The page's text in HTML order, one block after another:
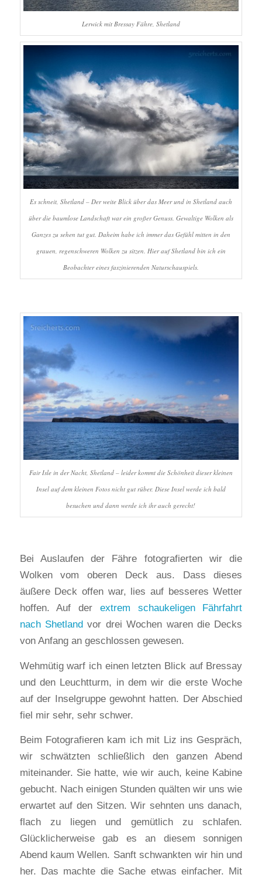
Lerwick mit Bressay Fähre, Shetland
Es schneit, Shetland – Der weite Blick über das Meer und in Shetland auch
über die baumlose Landschaft war ein großer Genuss. Gewaltige Wolken als
Ganzes zu sehen tut gut. Daheim habe ich immer das Gefühl mitten in den
grauen, regenschweren Wolken zu sitzen. Hier auf Shetland bin ich ein
Beobachter eines faszinierenden Naturschauspiels.
Fair Isle in der Nacht, Shetland – leider kommt die Schönheit dieser kleinen
Insel auf dem kleinen Fotos nicht gut rüber. Diese Insel werde ich bald
besuchen und dann werde ich ihr auch gerecht!
Bei Auslaufen der Fähre fotografierten wir die
Wolken vom oberen Deck aus. Dass dieses
äußere Deck offen war, lies auf besseres Wetter
hoffen. Auf der extrem schaukeligen Fährfahrt
nach Shetland vor drei Wochen waren die Decks
von Anfang an geschlossen gewesen.
Wehmütig warf ich einen letzten Blick auf Bressay
und den Leuchtturm, in dem wir die erste Woche
auf der Inselgruppe gewohnt hatten. Der Abschied
fiel mir sehr, sehr schwer.
Beim Fotografieren kam ich mit Liz ins Gespräch,
wir schwätzten schließlich den ganzen Abend
miteinander. Sie hatte, wie wir auch, keine Kabine
gebucht. Nach einigen Stunden quälten wir uns wie
erwartet auf den Sitzen. Wir sehnten uns danach,
flach zu liegen und gemütlich zu schlafen.
Glücklicherweise gab es an diesem sonnigen
Abend kaum Wellen. Sanft schwankten wir hin und
her. Das machte die Sache etwas einfacher. Mit